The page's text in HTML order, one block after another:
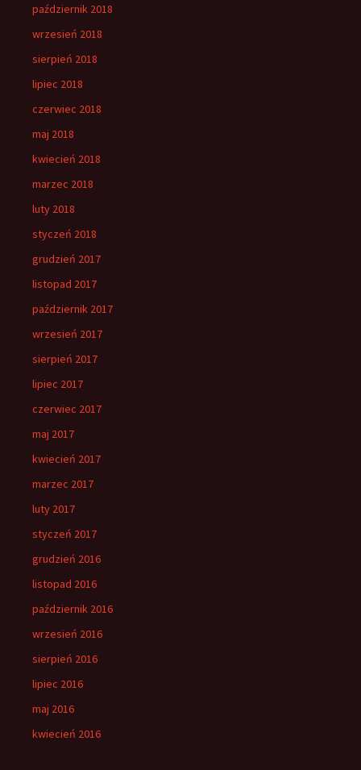
październik 2018
wrzesień 2018
sierpień 2018
lipiec 2018
czerwiec 2018
maj 2018
kwiecień 2018
marzec 2018
luty 2018
styczeń 2018
grudzień 2017
listopad 2017
październik 2017
wrzesień 2017
sierpień 2017
lipiec 2017
czerwiec 2017
maj 2017
kwiecień 2017
marzec 2017
luty 2017
styczeń 2017
grudzień 2016
listopad 2016
październik 2016
wrzesień 2016
sierpień 2016
lipiec 2016
maj 2016
kwiecień 2016